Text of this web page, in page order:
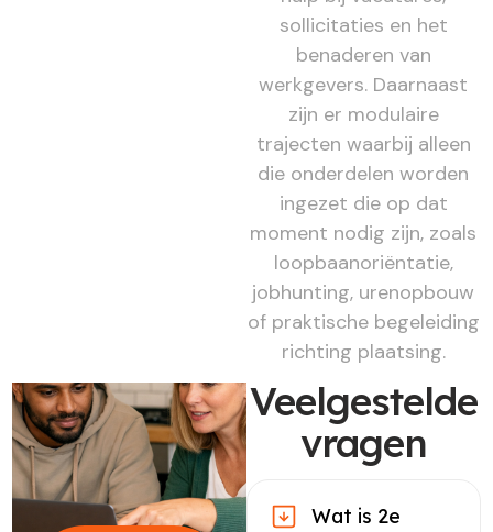
sollicitaties en het
benaderen van
werkgevers. Daarnaast
zijn er modulaire
trajecten waarbij alleen
die onderdelen worden
ingezet die op dat
moment nodig zijn, zoals
loopbaanoriëntatie,
jobhunting, urenopbouw
of praktische begeleiding
richting plaatsing.
Veelgestelde
vragen
Wat is 2e